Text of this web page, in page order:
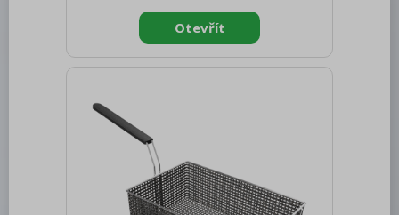
Materiál: Nerez